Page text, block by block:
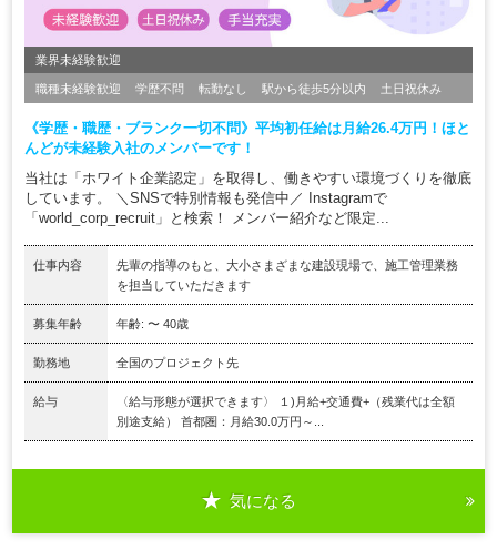
業界未経験歓迎
職種未経験歓迎 学歴不問 転勤なし 駅から徒歩5分以内 土日祝休み
《学歴・職歴・ブランク一切不問》平均初任給は月給26.4万円！ほと
んどが未経験入社のメンバーです！
当社は「ホワイト企業認定」を取得し、働きやすい環境づくりを徹底
しています。 ＼SNSで特別情報も発信中／ Instagramで
「world_corp_recruit」と検索！ メンバー紹介など限定...
仕事内容
先輩の指導のもと、大小さまざまな建設現場で、施工管理業務
を担当していただきます
募集年齢 年齢: 〜 40歳
勤務地 全国のプロジェクト先
給与
〈給与形態が選択できます〉 １)月給+交通費+（残業代は全額
別途支給） 首都圏：月給30.0万円～...
気になる